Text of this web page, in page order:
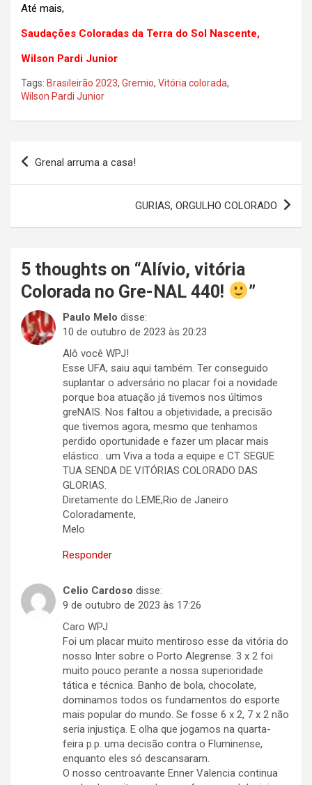
Até mais,
Saudações Coloradas da Terra do Sol Nascente,
Wilson Pardi Junior
Tags: Brasileirão 2023, Gremio, Vitória colorada,
Wilson Pardi Junior
Navegação
Grenal arruma a casa!
GURIAS, ORGULHO COLORADO
5 thoughts on “Alívio, vitória
Colorada no Gre-NAL 440!
”
Paulo Melo disse:
10 de outubro de 2023 às 20:23
Alô você WPJ!
Esse UFA, saiu aqui também. Ter conseguido
suplantar o adversário no placar foi a novidade
porque boa atuação já tivemos nos últimos
greNAIS. Nos faltou a objetividade, a precisão
que tivemos agora, mesmo que tenhamos
perdido oportunidade e fazer um placar mais
elástico.. um Viva a toda a equipe e CT. SEGUE
TUA SENDA DE VITÓRIAS COLORADO DAS
GLORIAS.
Diretamente do LEME,Rio de Janeiro
Coloradamente,
Melo
Responder
Celio Cardoso disse:
9 de outubro de 2023 às 17:26
Caro WPJ
Foi um placar muito mentiroso esse da vitória do
nosso Inter sobre o Porto Alegrense. 3 x 2 foi
muito pouco perante a nossa superioridade
tática e técnica. Banho de bola, chocolate,
dominamos todos os fundamentos do esporte
mais popular do mundo. Se fosse 6 x 2, 7 x 2 não
seria injustiça. E olha que jogamos na quarta-
feira p.p. uma decisão contra o Fluminense,
enquanto eles só descansaram.
O nosso centroavante Enner Valencia continua